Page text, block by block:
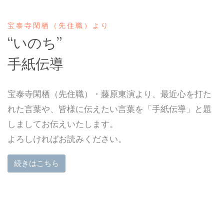
宝泰寺閑栖（先住職）より
“いのち”
手紙伝導
宝泰寺閑栖（先住職）・藤原東演より、最近心を打た
れた言葉や、皆様に伝えたい言葉を「手紙伝導」と題
しましてお伝えいたします。
よろしければお読みください。
続きはこちら